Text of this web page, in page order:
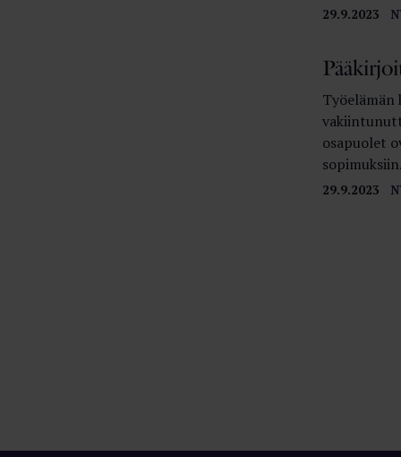
29.9.2023
29.9.2023
Työelämän
osapuolet
sopimuksiin.